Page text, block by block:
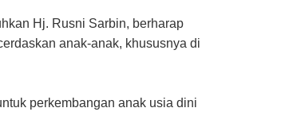
Hj. Rusni Sarbin, berharap
anak-anak, khususnya di
perkembangan anak usia dini